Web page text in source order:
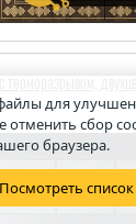
для
отменить сбор
браузера.
Посмотреть